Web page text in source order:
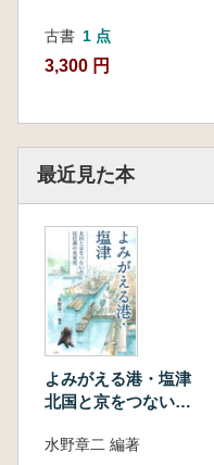
古書 1 点
3,300 円
最近見た本
よみがえる港・塩津
北国と京をつないだ
水野章二 編著